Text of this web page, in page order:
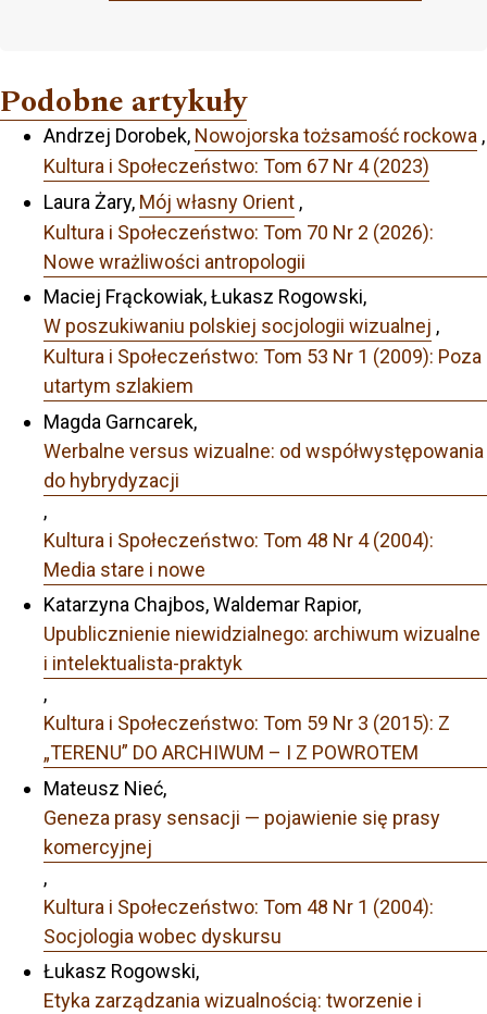
Podobne artykuły
Andrzej Dorobek, Nowojorska tożsamość rockowa ,
Kultura i Społeczeństwo: Tom 67 Nr 4 (2023)
Laura Żary, Mój własny Orient ,
Kultura i Społeczeństwo: Tom 70 Nr 2 (2026):
Nowe wrażliwości antropologii
Maciej Frąckowiak, Łukasz Rogowski,
W poszukiwaniu polskiej socjologii wizualnej ,
Kultura i Społeczeństwo: Tom 53 Nr 1 (2009): Poza
utartym szlakiem
Magda Garncarek,
Werbalne versus wizualne: od współwystępowania
do hybrydyzacji
,
Kultura i Społeczeństwo: Tom 48 Nr 4 (2004):
Media stare i nowe
Katarzyna Chajbos, Waldemar Rapior,
Upublicznienie niewidzialnego: archiwum wizualne
i intelektualista-praktyk
,
Kultura i Społeczeństwo: Tom 59 Nr 3 (2015): Z
„TERENU” DO ARCHIWUM – I Z POWROTEM
Mateusz Nieć,
Geneza prasy sensacji — pojawienie się prasy
komercyjnej
,
Kultura i Społeczeństwo: Tom 48 Nr 1 (2004):
Socjologia wobec dyskursu
Łukasz Rogowski,
Etyka zarządzania wizualnością: tworzenie i